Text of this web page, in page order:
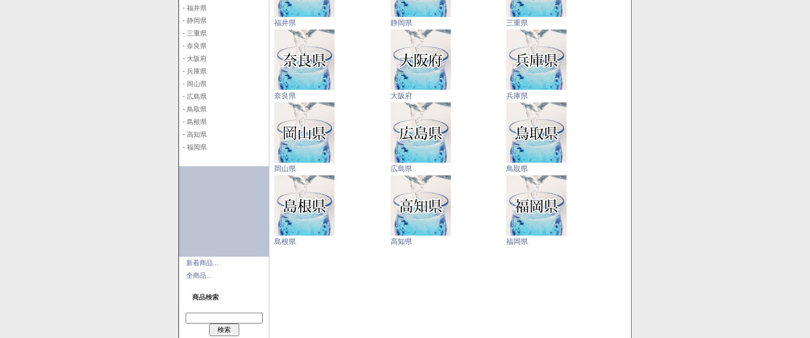
- 福井県
- 静岡県
- 三重県
- 奈良県
- 大阪府
- 兵庫県
- 岡山県
- 広島県
- 鳥取県
- 島根県
- 高知県
- 福岡県
新着商品...
全商品...
商品検索
福井県 静岡県 三重県
奈良県 大阪府 兵庫県
岡山県 広島県 鳥取県
島根県 高知県 福岡県